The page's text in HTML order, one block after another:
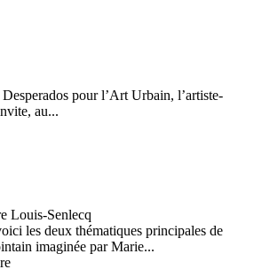
pour l’Art Urbain, l’artiste-
au...
Louis-Senlecq
les deux thématiques principales de
imaginée par Marie...